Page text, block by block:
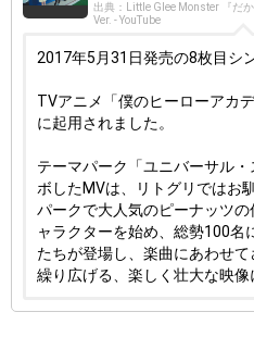
出典：Little Glee Monster 『だ
Ver. - YouTube
2017年5月31日発売の8枚目シ
TVアニメ「僕のヒーローアカ
に起用されました。
テーマパーク「ユニバーサル
ボしたMVは、リトグリではお
パークで大人気のピーナッツ
ャラクターを始め、総勢100名
たちが登場し、楽曲にあわせ
繰り広げる、楽しく壮大な映像